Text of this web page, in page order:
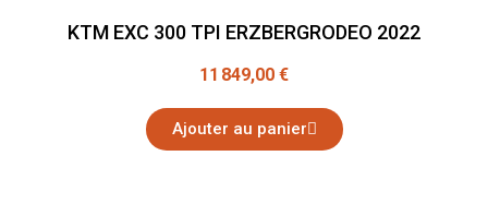
KTM EXC 300 TPI ERZBERGRODEO 2022
11 849,00 €
Ajouter au panier